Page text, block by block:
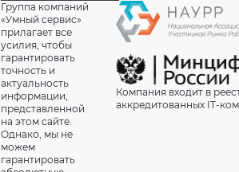
Группа компаний
«Умный сервис»
прилагает все
усилия, чтобы
гарантировать
точность и
актуальность
информации,
представленной
на этом сайте.
Однако, мы не
можем
гарантировать
Компания входит в
аккредитованных IT-